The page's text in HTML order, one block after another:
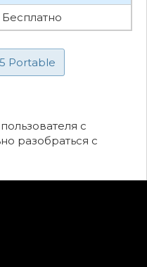
Бесплатно
Portable
с
разобраться с